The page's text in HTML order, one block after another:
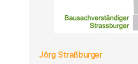
Jörg Straßburger